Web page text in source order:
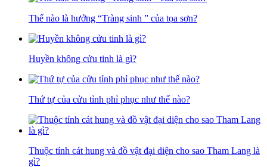
Thế nào là hưởng “Tràng sinh ” của tọa sơn?
Huyền không cửu tinh là gì?
Thứ tự của cửu tỉnh phỉ phục như thế nào?
Thuộc tính cát hung và đồ vật đại diện cho sao Tham Lang là
gì?